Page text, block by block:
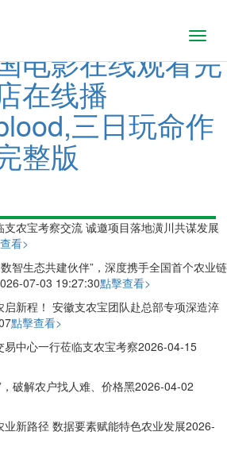
媚薬レズ
电影在线观看完
在线播
三日玩命作
整版
农宝考察交流 诚邀项目落地潢川共谋发展
看>
智生态共建伙伴”，深度携手全国首个农业链
07-03 19:27:30點擊查看>
新程！ 安徽支农宝团队赴总部专项深造淬
點擊查看>
中心一行莅临支农宝考察2026-04-15
破解农户找人难、价格黑2026-04-02
新路径 数据要素赋能特色农业发展2026-